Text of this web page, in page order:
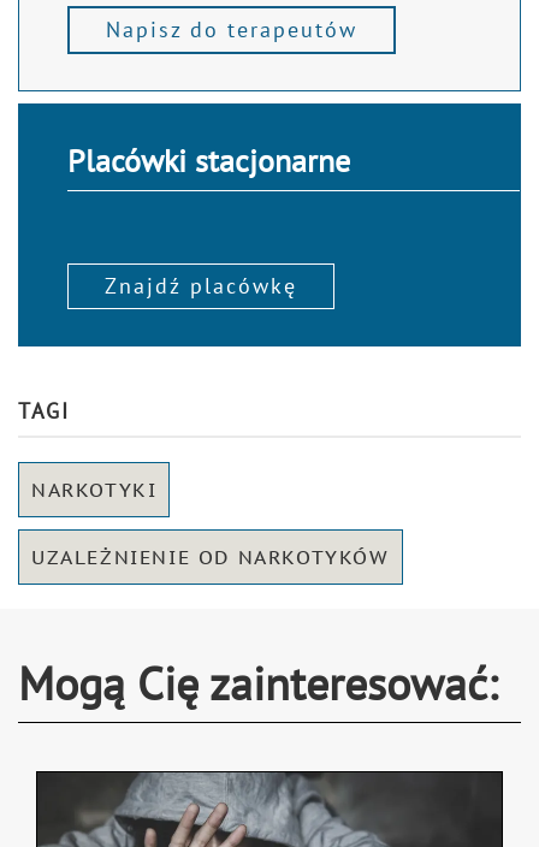
Napisz do terapeutów
Placówki stacjonarne
Znajdź placówkę
TAGI
NARKOTYKI
UZALEŻNIENIE OD NARKOTYKÓW
Mogą Cię zainteresować: